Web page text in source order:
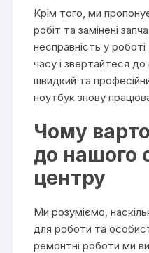
Крім того, ми
робіт та замінені
несправність у
часу і звертайтеся
швидкий та
ноутбук знову
Чому
до нашого
центру
Ми розуміємо,
для роботи та
ремонтні роботи ми